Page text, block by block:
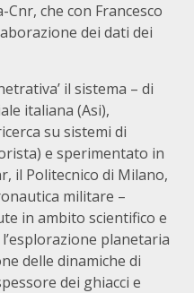
che con Francesco
dei dati dei
il sistema – di
italiana (Asi),
su sistemi di
e sperimentato in
il Politecnico di Milano,
militare –
in ambito scientifico e
planetaria
delle dinamiche di
dei ghiacci e